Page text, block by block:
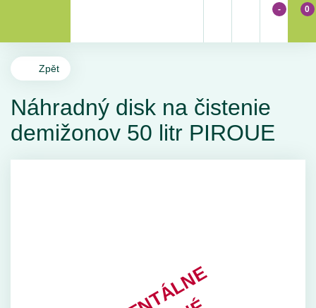
- 0
Zpět
Náhradný disk na čistenie
demižonov 50 litr PIROUE